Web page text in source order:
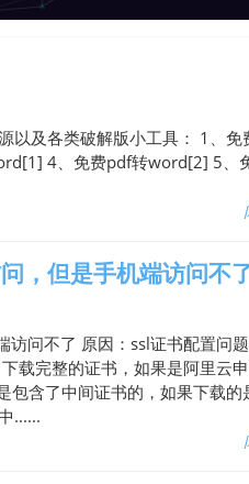
以及各类破解版小工具： 1、免
4、免费pdf转word[2] 5、
，但是手机端访问不
问不了 原因：ssl证书配置问
载完整的证书，如果是阿里云
含了中间证书的，如果下载的
......